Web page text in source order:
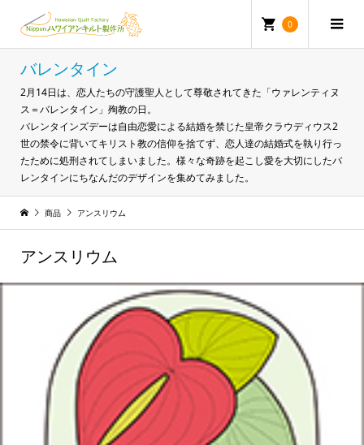
0
バレンタイン
2月14日は、恋人たちの守護聖人として尊敬されてきた「ウァレンティヌ
ス＝バレンタイン」殉教の日。
バレンタインズデーは自由恋愛による結婚を禁じた皇帝クラウディウス2
世の禁令に背いてキリスト教の信仰を捨てず、恋人達の結婚式を執り行っ
たために処刑されてしまいました。様々な奇跡を起こし愛を大切にしたバ
レンタインにちなんだのデザインを集めてみました。
商品 アンスリウム
アンスリウム